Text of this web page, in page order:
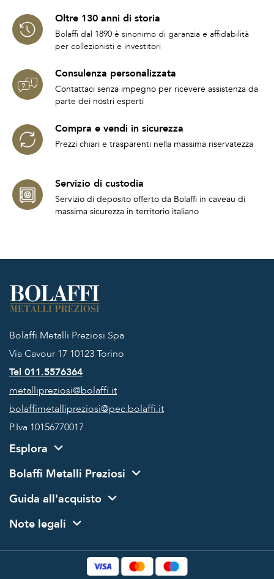
Oltre 130 anni di storia
Bolaffi dal 1890 è sinonimo di garanzia e affidabilità
per collezionisti e investitori
Consulenza personalizzata
Contattaci senza impegno per ricevere assistenza da
parte dei nostri esperti
Compra e vendi in sicurezza
Prezzi chiari e trasparenti nella massima riservatezza
Servizio di custodia
Servizio di deposito offerto da Bolaffi in caveau di
massima sicurezza in territorio italiano
Bolaffi Metalli Preziosi Spa
Via Cavour 17 10123 Torino
Tel 011.5576364
metallipreziosi@bolaffi.it
bolaffimetallipreziosi@pec.bolaffi.it
P.Iva 10156770017
Esplora
Bolaffi Metalli Preziosi
Guida all'acquisto
Note legali